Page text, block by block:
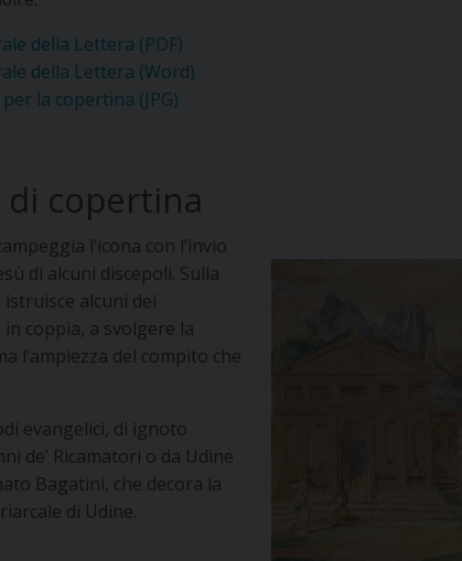
della Lettera (PDF)
della Lettera (Word)
per la copertina (JPG)
di copertina
l’icona con l’invio
di alcuni discepoli. Sulla
alcuni dei
coppia, a svolgere la
l’ampiezza del compito che
evangelici, di ignoto
de’ Ricamatori o da Udine
Bagatini, che decora la
di Udine.